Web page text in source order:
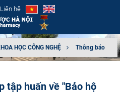
Liên hệ
HỌC CÔNG NGHỆ Thông báo
tập huấn về "Bảo hộ